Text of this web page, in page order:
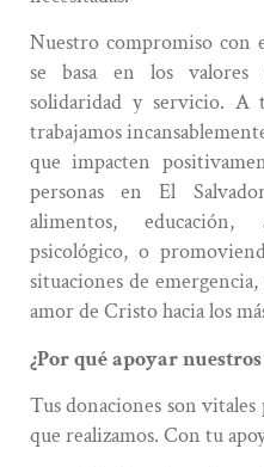
Nuestro compromiso con
se basa en los valores
solidaridad y servicio. A
trabajamos
que impacten
personas en El
alimentos, educación,
psicológico, o
situaciones de
amor de Cristo hacia los
¿Por qué apoyar
Tus donaciones son
que realizamos. Con tu